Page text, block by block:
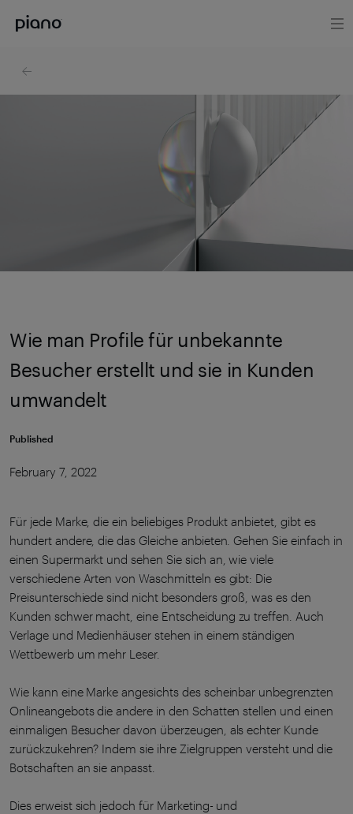
Wie man Profile für unbekannte
Besucher erstellt und sie in Kunden
umwandelt
Published
February 7, 2022
Für jede Marke, die ein beliebiges Produkt anbietet, gibt es
hundert andere, die das Gleiche anbieten. Gehen Sie einfach in
einen Supermarkt und sehen Sie sich an, wie viele
verschiedene Arten von Waschmitteln es gibt: Die
Preisunterschiede sind nicht besonders groß, was es den
Kunden schwer macht, eine Entscheidung zu treffen. Auch
Verlage und Medienhäuser stehen in einem ständigen
Wettbewerb um mehr Leser.
Wie kann eine Marke angesichts des scheinbar unbegrenzten
Onlineangebots die andere in den Schatten stellen und einen
einmaligen Besucher davon überzeugen, als echter Kunde
zurückzukehren? Indem sie ihre Zielgruppen versteht und die
Botschaften an sie anpasst.
Dies erweist sich jedoch für Marketing- und